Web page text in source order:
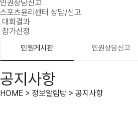
인권상담신고
스포츠윤리센터 상담/신고
대회결과
참가신청
민원게시판 인권상담신고
공지사항
HOME > 정보알림방 > 공지사항